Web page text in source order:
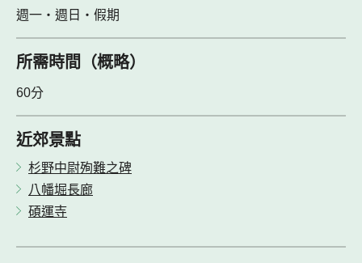
週一・週日・假期
所需時間（概略）
60分
近郊景點
杉野中尉殉難之碑
八幡堀長廊
碩運寺